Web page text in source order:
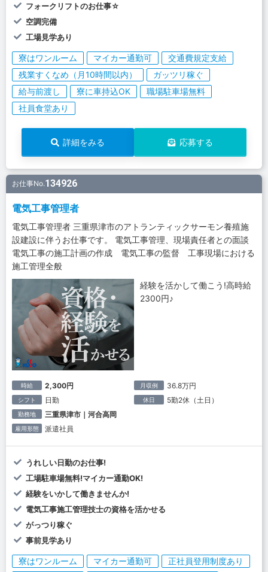
フォークリフトのお仕事☆
空調完備
工場見学あり
寮はワンルーム マイカー通勤可
交通費規定支給
残業すくなめ（月10時間以内）
ガッツリ稼ぐ
給与前渡し
寮に車持込OK
職場駐車場無料
社員食堂あり
詳細をみる 応募する
お仕事No.134926
電気工事管理者
電気工事管理者 三重県津市のアトランティックサーモン養殖施
設建設に伴うお仕事です。 電気工事管理、現場責任者との面談
電気工事の施工計画の作成 電気工事の監督 工事現場における
施工管理全般
経験を活かして働こう!高時給
2300円♪
時給 2,300円 月収例 36.8万円
シフト 日勤 休日 5勤2休（土日）
勤務地 三重県津市｜河合高岡
雇用形態 派遣社員
うれしい日勤のお仕事!
工場駐車場無料!マイカー通勤OK!
経験をいかして働きませんか!
電気工事施工管理技士の資格を活かせる
がっつり稼ぐ
事前見学あり
寮はワンルーム マイカー通勤可
正社員登用制度あり